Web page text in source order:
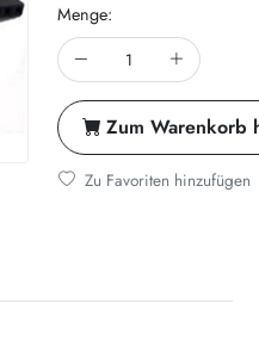
Menge:
Zum Warenkorb
Zu Favoriten hinzufügen